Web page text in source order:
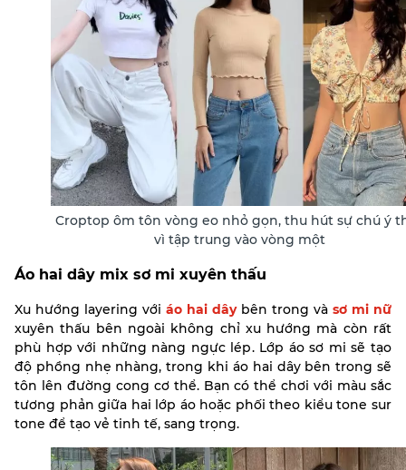
Croptop ôm tôn vòng eo nhỏ gọn, thu hút sự chú ý
vì tập trung vào vòng một
Áo hai dây mix sơ mi xuyên thấu
Xu hướng layering với áo hai dâybên trong và sơ mi nữ
xuyên thấu bên ngoài không chỉ xu hướng mà còn rất
phù hợp với những nàng ngực lép. Lớp áo sơ mi sẽ tạo
độ phồng nhẹ nhàng, trong khi áo hai dây bên trong sẽ
tôn lên đường cong cơ thể. Bạn có thể chơi với màu sắc
tương phản giữa hai lớp áo hoặc phối theo kiểu tone sur
tone để tạo vẻ tinh tế, sang trọng.